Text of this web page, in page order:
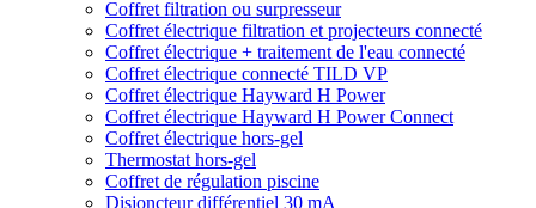
Coffret filtration ou surpresseur
Coffret électrique filtration et projecteurs connecté
Coffret électrique + traitement de l'eau connecté
Coffret électrique connecté TILD VP
Coffret électrique Hayward H Power
Coffret électrique Hayward H Power Connect
Coffret électrique hors-gel
Thermostat hors-gel
Coffret de régulation piscine
Disjoncteur différentiel 30 mA